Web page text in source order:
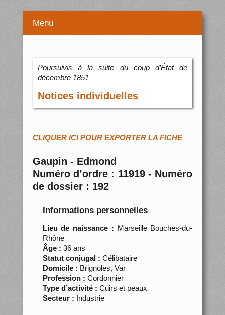
Menu
Poursuivis à la suite du coup d’État de
décembre 1851
Notices individuelles
CLIQUER ICI POUR EXPORTER LA FICHE
Gaupin - Edmond
Numéro d’ordre : 11919 - Numéro
de dossier : 192
Informations personnelles
Lieu de naissance : Marseille Bouches-du-
Rhône
Âge : 36 ans
Statut conjugal : Célibataire
Domicile : Brignoles, Var
Profession : Cordonnier
Type d’activité : Cuirs et peaux
Secteur : Industrie